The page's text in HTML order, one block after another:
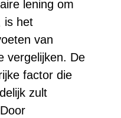
lening om
is het
van
vergelijken. De
factor die
zult